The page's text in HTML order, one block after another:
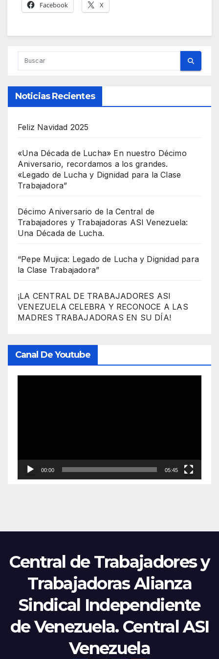
Facebook X
Noticias Recientes
Feliz Navidad 2025
«Una Década de Lucha» En nuestro Décimo
Aniversario, recordamos a los grandes.
«Legado de Lucha y Dignidad para la Clase
Trabajadora”
Décimo Aniversario de la Central de
Trabajadores y Trabajadoras ASI Venezuela:
Una Década de Lucha.
“Pepe Mujica: Legado de Lucha y Dignidad para
la Clase Trabajadora”
¡LA CENTRAL DE TRABAJADORES ASI
VENEZUELA CELEBRA Y RECONOCE A LAS
MADRES TRABAJADORAS EN SU DÍA!
Canal De Youtube
00:00 05:45
Central de Trabajadores y
Trabajadoras Alianza
Sindical Independiente
de Venezuela. Central ASI
Venezuela